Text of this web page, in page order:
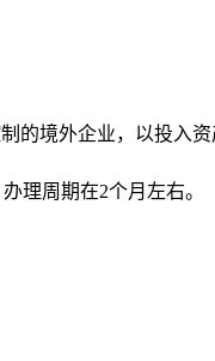
的境外企业，以投入
理周期在2个月左右。